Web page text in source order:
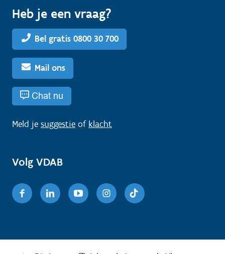
Heb je een vraag?
Bel gratis 0800 30 700
Mail ons
Chat nu
Meld je suggestie of klacht
Volg VDAB
FacebookLinkedinYoutubeInstagram